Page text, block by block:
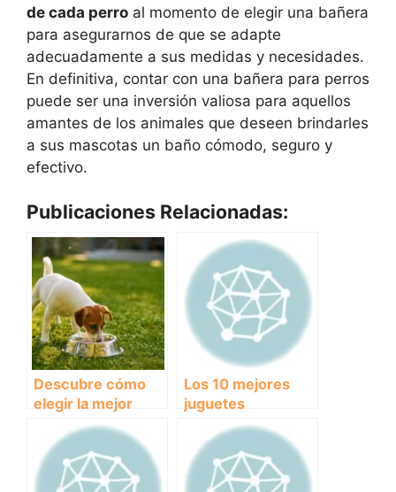
de cada perro al momento de elegir una bañera
para asegurarnos de que se adapte
adecuadamente a sus medidas y necesidades.
En definitiva, contar con una bañera para perros
puede ser una inversión valiosa para aquellos
amantes de los animales que deseen brindarles
a sus mascotas un baño cómodo, seguro y
efectivo.
Publicaciones Relacionadas:
Descubre cómo
elegir la mejor
golosina para
perros
Los 10 mejores
juguetes
indestructibles
para perros que
durarán años.